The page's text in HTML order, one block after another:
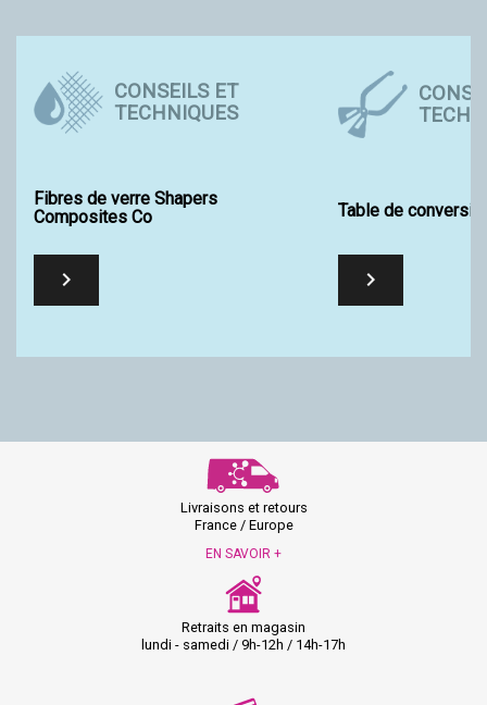
CONSEILS ET
TECHNIQUES
Fibres de verre Shapers
Composites Co

Table de

Livraisons et retours
France / Europe
EN SAVOIR +
Retraits en magasin
lundi - samedi / 9h-12h / 14h-17h